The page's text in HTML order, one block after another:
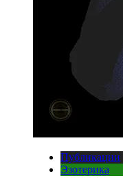
Публикации
Эзотерика